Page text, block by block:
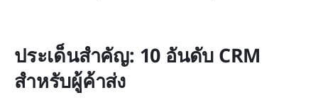
ประเด็นสำคัญ: 10 อันดับ CRM
สำหรับผู้ค้าส่ง